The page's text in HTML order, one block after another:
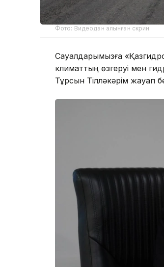
Фото: Видеодан алынған скрин
Сауалдарымызға
климаттың өзгеруі мен
Тұрсын Тілләкәрім жауап